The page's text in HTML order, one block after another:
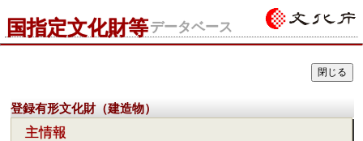
国指定文化財等データベース
登録有形文化財（建造物）
主情報